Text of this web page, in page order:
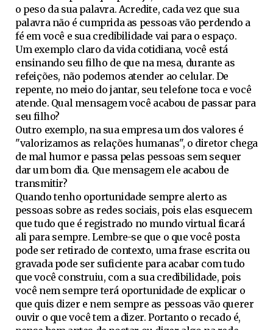
o peso da sua palavra. Acredite, cada vez que sua
palavra não é cumprida as pessoas vão perdendo a
fé em você e sua credibilidade vai para o espaço.
Um exemplo claro da vida cotidiana, você está
ensinando seu filho de que na mesa, durante as
refeições, não podemos atender ao celular. De
repente, no meio do jantar, seu telefone toca e você
atende. Qual mensagem você acabou de passar para
seu filho?
Outro exemplo, na sua empresa um dos valores é
"valorizamos as relações humanas", o diretor chega
de mal humor e passa pelas pessoas sem sequer
dar um bom dia. Que mensagem ele acabou de
transmitir?
Quando tenho oportunidade sempre alerto as
pessoas sobre as redes sociais, pois elas esquecem
que tudo que é registrado no mundo virtual ficará
ali para sempre. Lembre-se que o que você posta
pode ser retirado de contexto, uma frase escrita ou
gravada pode ser suficiente para acabar com tudo
que você construiu, com a sua credibilidade, pois
você nem sempre terá oportunidade de explicar o
que quis dizer e nem sempre as pessoas vão querer
ouvir o que você tem a dizer. Portanto o recado é,